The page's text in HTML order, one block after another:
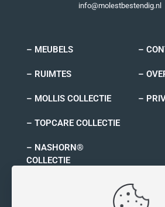
info@molestbestendig.nl
– MEUBELS
– RUIMTES
– MOLLIS COLLECTIE
– TOPCARE COLLECTIE
– NASHORN®
COLLECTIE
–
–
–